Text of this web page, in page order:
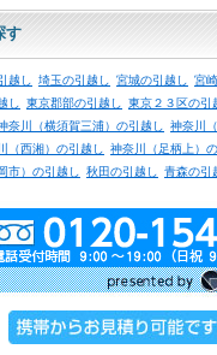
す
越し 埼玉の引越し 宮城の引越し
宮
し 東京郡部の引越し
東京２３区の引
奈川（横須賀三浦）の引越し
神奈川
（西湘）の引越し
神奈川（足柄上）
市）の引越し 秋田の引越し 青森の引